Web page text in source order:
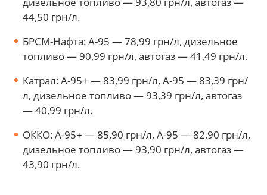
44,50 грн/л.
БРСМ-Нафта: А-95 — 78,99 грн/л, дизельное
топливо — 90,99 грн/л, автогаз — 41,49 грн/л.
Катрал: А-95+ — 83,99 грн/л, А-95 — 83,39 грн/
л, дизельное топливо — 93,39 грн/л, автогаз
— 40,99 грн/л.
ОККО: А-95+ — 85,90 грн/л, А-95 — 82,90 грн/л,
дизельное топливо — 93,90 грн/л, автогаз —
43,90 грн/л.